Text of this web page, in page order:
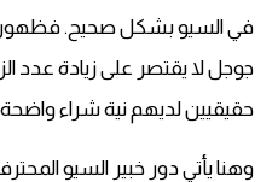
في السيو بشكل صحيح.
جوجل لا يقتصر على زيادة عدد
حقيقيين لديهم نية شراء
وهنا يأتي دور خبير السيو